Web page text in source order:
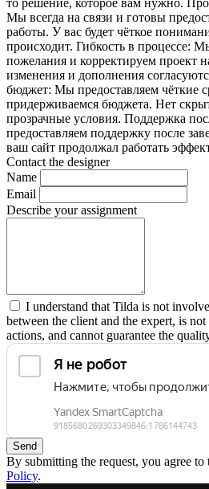
то решение, которое вам нужно.
Мы всегда на связи и готовы
работы. У вас будет чёткое
происходит. Гибкость в процессе:
пожелания и корректируем проект
изменения и дополнения
бюджет: Мы предоставляем чёткие
придерживаемся бюджета. Нет
прозрачные условия. Поддержка
предоставляем поддержку после
ваш сайт продолжал работать
Contact the designer
Name
Email
Describe your assignment
I understand that Tilda is not
between the client and the expert, is
actions, and cannot guarantee the
Send
By submitting the request, you agree to
Policy.